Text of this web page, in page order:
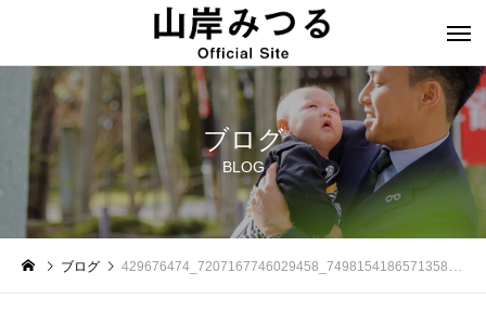
ブログ
BLOG
ブログ 429676474_7207167746029458_7498154186571358060_n